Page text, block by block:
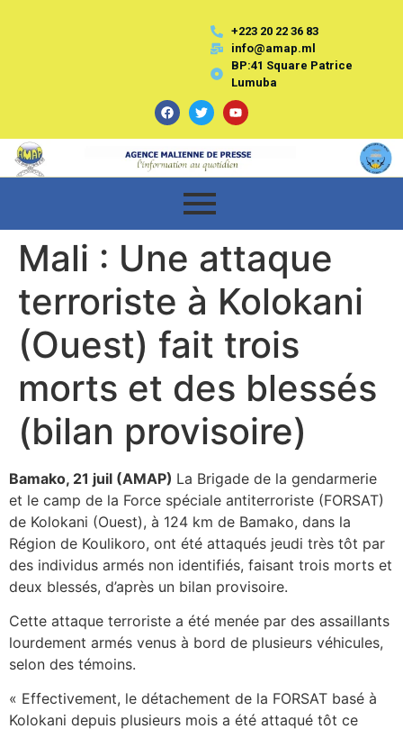
+223 20 22 36 83
info@amap.ml
BP:41 Square Patrice
Lumuba
Mali : Une attaque
terroriste à Kolokani
(Ouest) fait trois
morts et des blessés
(bilan provisoire)
Bamako, 21 juil (AMAP) La Brigade de la gendarmerie
et le camp de la Force spéciale antiterroriste (FORSAT)
de Kolokani (Ouest), à 124 km de Bamako, dans la
Région de Koulikoro, ont été attaqués jeudi très tôt par
des individus armés non identifiés, faisant trois morts et
deux blessés, d’après un bilan provisoire.
Cette attaque terroriste a été menée par des assaillants
lourdement armés venus à bord de plusieurs véhicules,
selon des témoins.
« Effectivement, le détachement de la FORSAT basé à
Kolokani depuis plusieurs mois a été attaqué tôt ce